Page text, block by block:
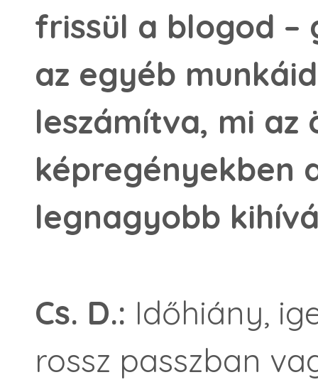
frissül a blogod –
az egyéb
leszámítva, mi az
képregényekben
legnagyobb
Cs. D.: Időhiány,
rossz passzban